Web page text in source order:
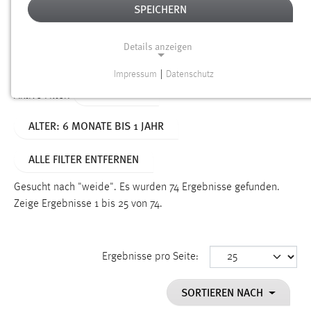
Alter
Aktive Filter:
ALTER: 6 MONATE BIS 1 JAHR
ALLE FILTER ENTFERNEN
Gesucht nach "weide". Es wurden 74 Ergebnisse gefunden.
Zeige Ergebnisse 1 bis 25 von 74.
Ergebnisse pro Seite:
SORTIEREN NACH
SPEICHERN
Details anzeigen
Funktionen und sind für die einwandfreie Funktion der
Name:
Dieser Cookie speichert die ausgewählten Einverständnis-
Impressum Datenschutz